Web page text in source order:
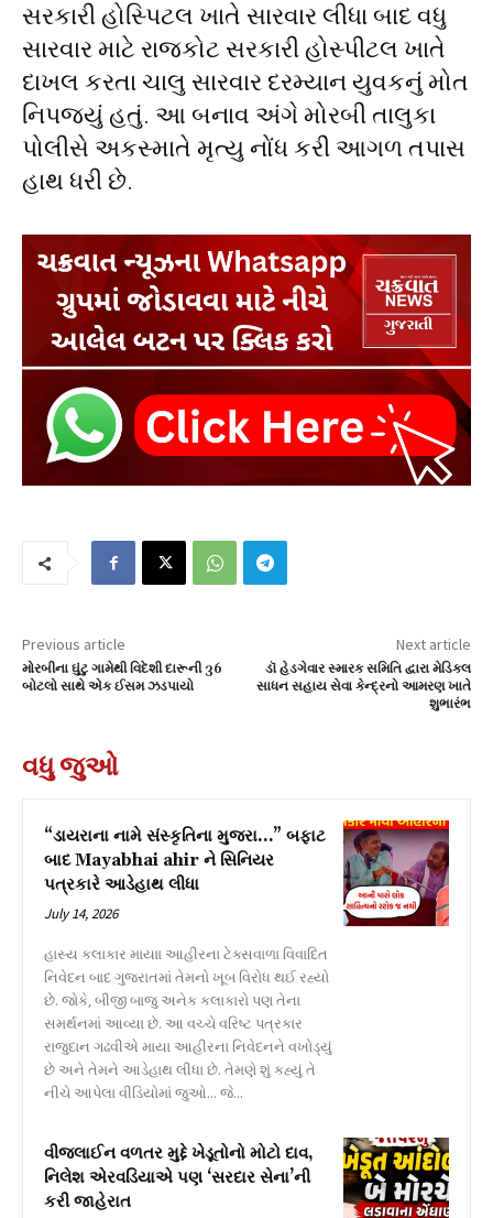
સરકારી હોસ્પિટલ ખાતે સારવાર લીધા બાદ વધુ
સારવાર માટે રાજકોટ સરકારી હોસ્પીટલ ખાતે
દાખલ કરતા ચાલુ સારવાર દરમ્યાન યુવકનું મોત
નિપજ્યું હતું. આ બનાવ અંગે મોરબી તાલુકા
પોલીસે અકસ્માતે મૃત્યુ નોંધ કરી આગળ તપાસ
હાથ ધરી છે.
Previous article
મોરબીના ઘુંટુ ગામેથી વિદેશી દારૂની 36
બોટલો સાથે એક ઈસમ ઝડપાયો
Next article
ડૉ હેડગેવાર સ્મારક સમિતિ દ્વારા મેડિકલ
સાધન સહાય સેવા કેન્દ્રનો આમરણ ખાતે
શુભારંભ
વધુ જુઓ
“ડાયરાના નામે સંસ્કૃતિના મુજરા…” બફાટ
બાદ Mayabhai ahir ને સિનિયર
પત્રકારે આડેહાથ લીધા
July 14, 2026
હાસ્ય કલાકાર માયાા આહીરના ટેક્સવાળા વિવાદિત
નિવેદન બાદ ગુજરાતમાં તેમનો ખૂબ વિરોધ થઈ રહ્યો
છે. જોકે, બીજી બાજુ અનેક કલાકારો પણ તેના
સમર્થનમાં આવ્યા છે. આ વચ્ચે વરિષ્ટ પત્રકાર
રાજુદાન ગઢવીએ માયા આહીરના નિવેદનને વખોડ્યું
છે અને તેમને આડેહાથ લીધા છે. તેમણે શું કહ્યું તે
નીચે આપેલા વીડિયોમાં જુઓ... જે...
વીજલાઈન વળતર મુદ્દે ખેડૂતોનો મોટો દાવ,
નિલેશ એરવડિયાએ પણ ‘સરદાર સેના’ની
કરી જાહેરાત